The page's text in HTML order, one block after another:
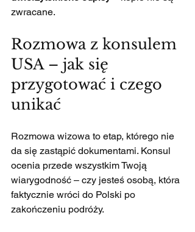
zwracane.
Rozmowa z konsulem
USA – jak się
przygotować i czego
unikać
Rozmowa wizowa to etap, którego nie
da się zastąpić dokumentami. Konsul
ocenia przede wszystkim Twoją
wiarygodność – czy jesteś osobą, która
faktycznie wróci do Polski po
zakończeniu podróży.